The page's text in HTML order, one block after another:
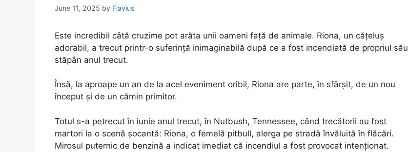
June 11, 2025 by Flavius
Este incredibil câtă cruzime pot arăta unii oameni față de animale. Riona, un cățeluș
adorabil, a trecut printr-o suferință inimaginabilă după ce a fost incendiată de propriul său
stăpân anul trecut.
Însă, la aproape un an de la acel eveniment oribil, Riona are parte, în sfârșit, de un nou
început și de un cămin primitor.
Totul s-a petrecut în iunie anul trecut, în Nutbush, Tennessee, când trecătorii au fost
martori la o scenă șocantă: Riona, o femelă pitbull, alerga pe stradă învăluită în flăcări.
Mirosul puternic de benzină a indicat imediat că incendiul a fost provocat intenționat.